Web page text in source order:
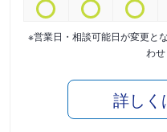
※営業日・相談可能日が変更と
わせ
詳しく